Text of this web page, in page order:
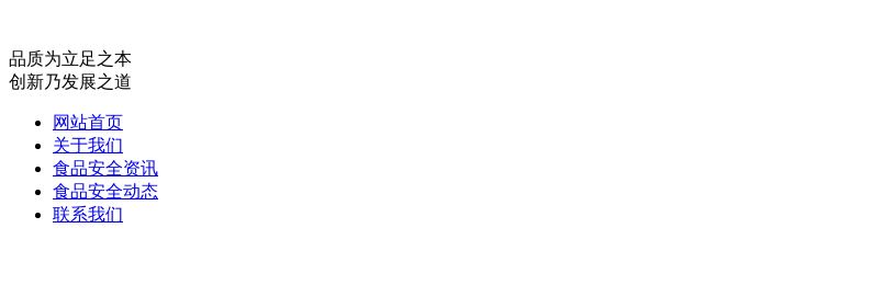
品质为立足之本
创新乃发展之道
网站首页
关于我们
食品安全资讯
食品安全动态
联系我们